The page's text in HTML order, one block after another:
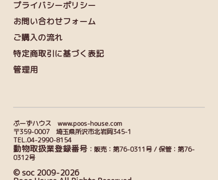
プライバシーポリシー
お問い合わせフォーム
ご購入の流れ
特定商取引に基づく表記
管理用
ぷーずハウス www.poos-house.com
〒359-0007 埼玉県所沢市北岩岡345-1
TEL.04-2990-8154
動物取扱業登録番号：販売：第76-0311号 / 保管：第76-
0312号
© soc 2009-2026